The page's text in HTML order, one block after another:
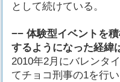
として続けている。
−− 体験型イベントを
するようになった経緯
2010年2月にバレンタ
てチョコ刑事の1を行